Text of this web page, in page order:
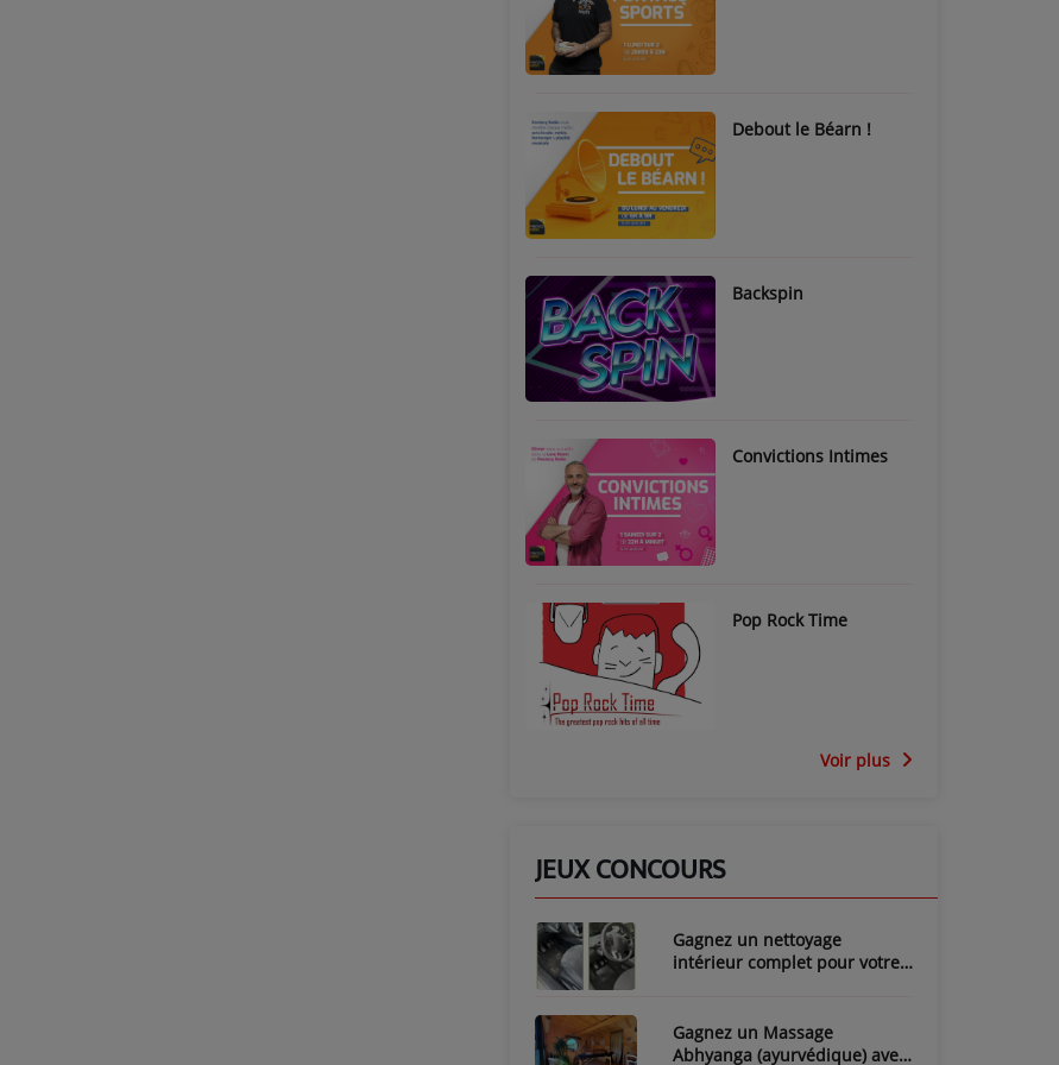
Debout le Béarn !
Backspin
Convictions Intimes
Pop Rock Time
Voir plus
JEUX CONCOURS
Gagnez un nettoyage
intérieur complet pour votre
Gagnez un Massage
Abhyanga (ayurvédique) avec